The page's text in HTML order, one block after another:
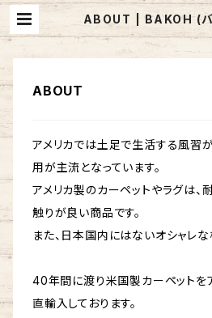
ABOUT | BAKOH (
リカ製 カーペット・
ABOUT
アメリカでは土足で生活する風習
用が主流となっています。
アメリカ製のカーペットやラグは、
触りが良い商品です。
また、日本国内にはないオシャレな
40年間に渡り米国製カーペットを
直輸入しております。